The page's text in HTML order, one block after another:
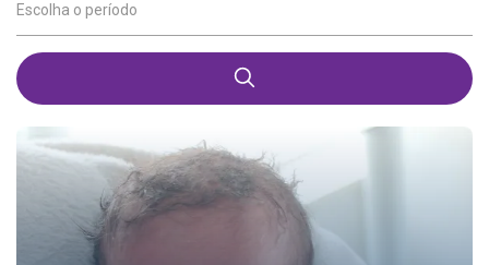
Escolha o período